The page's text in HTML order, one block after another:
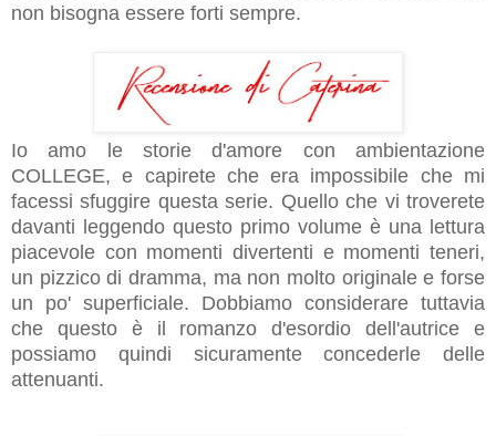
non bisogna essere forti sempre.
Io amo le storie d'amore con ambientazione
COLLEGE, e capirete che era impossibile che mi
facessi sfuggire questa serie. Quello che vi troverete
davanti leggendo questo primo volume è una lettura
piacevole con momenti divertenti e momenti teneri,
un pizzico di dramma, ma non molto originale e forse
un po' superficiale. Dobbiamo considerare tuttavia
che questo è il romanzo d'esordio dell'autrice e
possiamo quindi sicuramente concederle delle
attenuanti.